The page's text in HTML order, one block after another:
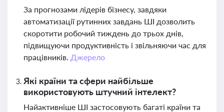
За прогнозами лідерів бізнесу, завдяки
автоматизації рутинних завдань ШІ дозволить
скоротити робочий тиждень до трьох днів,
підвищуючи продуктивність і звільняючи час для
працівників. Джерело
Які країни та сфери найбільше
використовують штучний інтелект?
Найактивніше ШІ застосовують багаті країни та